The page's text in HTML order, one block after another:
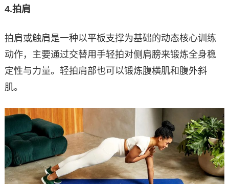
4.拍肩
拍肩或触肩是一种以平板支撑为基础的动态核心训练
动作，主要通过交替用手轻拍对侧肩膀来锻炼全身稳
定性与力量。轻拍肩部也可以锻炼腹横肌和腹外斜
肌。